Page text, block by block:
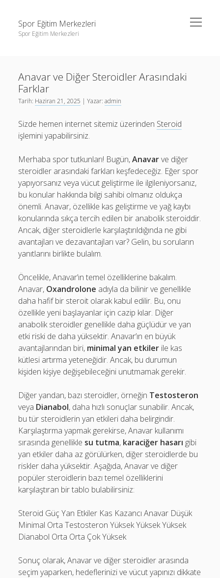
Spor Eğitim Merkezleri
Spor Eğitim Merkezleri
menüyü
aç
Sayfa Listesi
Şifresiz Instagram Beğeni Arttırma
Liste
Şifresiz Instagram Beğeni Arttırma
Anavar ve Diğer Steroidler Arasındaki
Farklar
Tarih: Haziran 21, 2025 | Yazar:admin
Sizde hemen internet sitemiz üzerinden Steroid
işlemini yapabilirsiniz.
Merhaba spor tutkunları! Bugün,Anavarve diğer
steroidler arasındaki farkları keşfedeceğiz. Eğer spor
yapıyorsanız veya vücut geliştirme ile ilgileniyorsanız,
bu konular hakkında bilgi sahibi olmanız oldukça
önemli. Anavar, özellikle kas geliştirme ve yağ kaybı
konularında sıkça tercih edilen bir anabolik steroiddir.
Ancak, diğer steroidlerle karşılaştırıldığında ne gibi
avantajları ve dezavantajları var? Gelin, bu soruların
yanıtlarını birlikte bulalım.
Öncelikle, Anavar’ın temel özelliklerine bakalım.
Anavar, Oxandrolone adıyla da bilinir ve genellikle
daha hafif bir steroit olarak kabul edilir. Bu, onu
özellikle yeni başlayanlar için cazip kılar. Diğer
anabolik steroidler genellikle daha güçlüdür ve yan
etki riski de daha yüksektir. Anavar’ın en büyük
avantajlarından biri, minimal yan etkiler ile kas
kütlesi artırma yeteneğidir. Ancak, bu durumun
kişiden kişiye değişebileceğini unutmamak gerekir.
Diğer yandan, bazı steroidler, örneğin Testosteron
veya Dianabol, daha hızlı sonuçlar sunabilir. Ancak,
bu tür steroidlerin yan etkileri daha belirgindir.
Karşılaştırma yapmak gerekirse, Anavar kullanımı
sırasında genellikle su tutma, karaciğer hasarı gibi
yan etkiler daha az görülürken, diğer steroidlerde bu
riskler daha yüksektir. Aşağıda, Anavar ve diğer
popüler steroidlerin bazı temel özelliklerini
karşılaştıran bir tablo bulabilirsiniz:
Steroid Güç Yan Etkiler Kas Kazancı Anavar Düşük
Minimal Orta Testosteron Yüksek Yüksek Yüksek
Dianabol Orta Orta Çok Yüksek
Sonuç olarak, Anavar ve diğer steroidler arasında
seçim yaparken, hedeflerinizi ve vücut yapınızı dikkate